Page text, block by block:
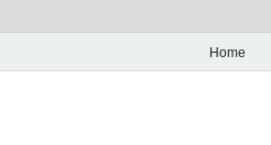
Home